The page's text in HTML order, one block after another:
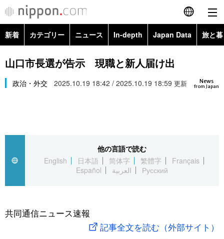
English
简体字
繁體字
العربية
社会
旅と暮らし
新着 カテゴリー ニュース In-depth Japan Data 旅と
政治・外交
経済・ビジネス
社会
文化
科学・技術
暮らし
Images
お知らせ
山口市長選が告示 現職と新人届け出
News
from Japan
政治・外交 2025.10.19 18:42 / 2025.10.19 18:59 更新
他の言語で読む
English
日本語 简体字 繁體字
Français
Español
العربية Русский
共同通信ニュース速報
記事全文を読む（外部サイト）